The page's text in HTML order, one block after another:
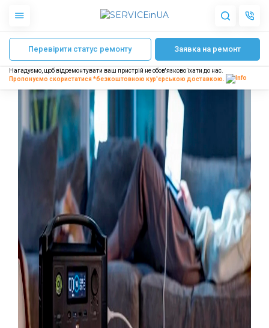
Apple
Гаджети
Акустика
Побутова техніка
Про нас
Партнерам
Інтернет-магазин
Запчастини для смартфонів
Театральна
м. Київ, вул. Хрещатик 44-A
Перевірити статус ремонту Заявка на ремонт
Нагадуємо, щоб відремонтувати ваш пристрій не обов'язково їхати до нас.
Пропонуємо скористатися *безкоштовною кур'єрською доставкою.
Головна Зарядна станція не заряджається від розетки 220 V